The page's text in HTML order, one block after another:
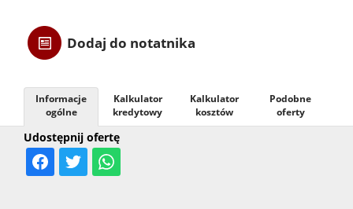
Usługi
Dodaj do notatnika
Udostępnij ofertę
Informacje
ogólne
Kalkulator
kredytowy
Kalkulator
kosztów
Podobne
oferty